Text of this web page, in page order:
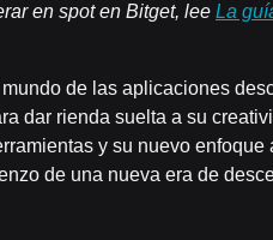
en spot en Bitget, lee La
de las aplicaciones
dar rienda suelta a su
y su nuevo enfoque
de una nueva era de